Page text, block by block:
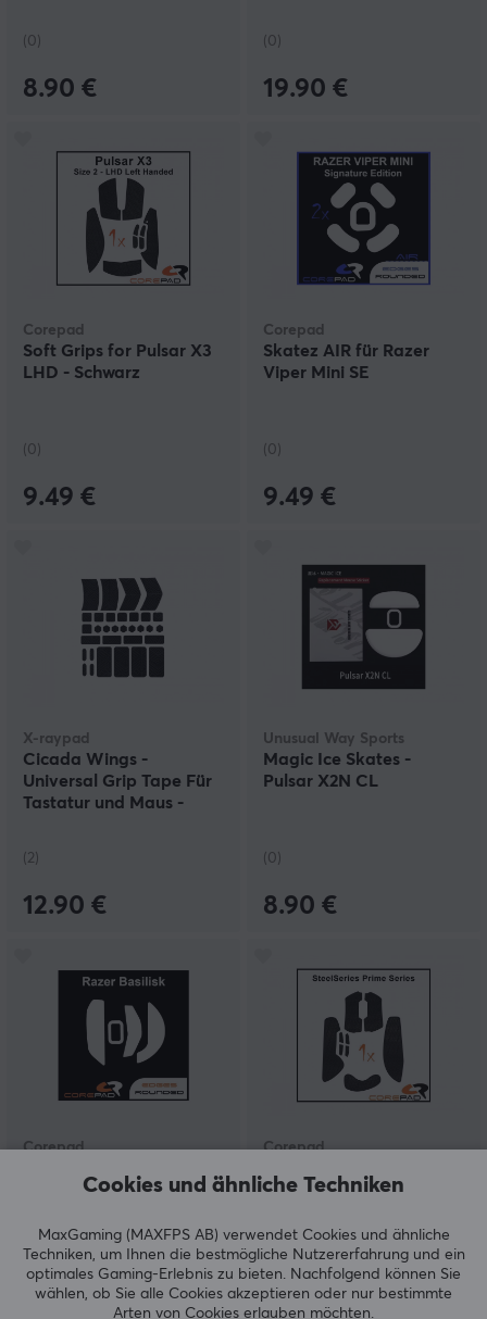
(0)
8.90 €
(0)
19.90 €
Corepad
Soft Grips for Pulsar X3
LHD - Schwarz
(0)
9.49 €
Corepad
Skatez AIR für Razer
Viper Mini SE
(0)
9.49 €
X-raypad
Cicada Wings -
Universal Grip Tape Für
Tastatur und Maus -
(2)
12.90 €
Unusual Way Sports
Magic Ice Skates -
Pulsar X2N CL
(0)
8.90 €
Corepad Corepad
Prime Series - Blau
Cookies und ähnliche Techniken
MaxGaming (MAXFPS AB) verwendet Cookies und ähnliche
Techniken, um Ihnen die bestmögliche Nutzererfahrung und ein
optimales Gaming-Erlebnis zu bieten.
Nachfolgend können Sie
wählen, ob Sie alle Cookies akzeptieren oder nur bestimmte
Arten von Cookies erlauben möchten.